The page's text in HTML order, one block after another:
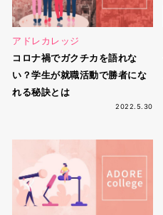
アドレカレッジ
コロナ禍でガクチカを語れな
い？学生が就職活動で勝者にな
れる秘訣とは
2022.5.30